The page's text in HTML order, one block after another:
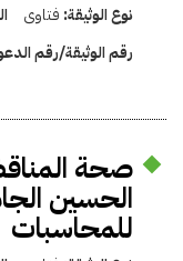
نوع الوثيقة: فتاوى
رقم الوثيقة/رقم
صحة
الحسين
للمحاسبات